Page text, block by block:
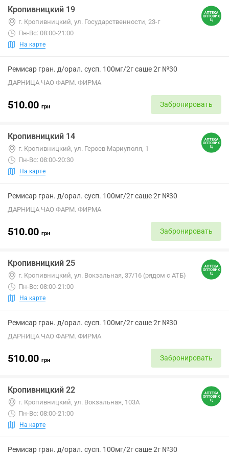
Кропивницкий 19
г. Кропивницкий, ул. Государственности, 23-г
Пн-Вс: 08:00-21:00
На карте
Ремисар гран. д/орал. сусп. 100мг/2г саше 2г №30
ДАРНИЦА ЧАО ФАРМ. ФИРМА
510.00 грн Забронировать
Кропивницкий 14
г. Кропивницкий, ул. Героев Мариуполя, 1
Пн-Вс: 08:00-20:30
На карте
Ремисар гран. д/орал. сусп. 100мг/2г саше 2г №30
ДАРНИЦА ЧАО ФАРМ. ФИРМА
510.00 грн Забронировать
Кропивницкий 25
г. Кропивницкий, ул. Вокзальная, 37/16 (рядом с АТБ)
Пн-Вс: 08:00-21:00
На карте
Ремисар гран. д/орал. сусп. 100мг/2г саше 2г №30
ДАРНИЦА ЧАО ФАРМ. ФИРМА
510.00 грн Забронировать
Кропивницкий 22
г. Кропивницкий, ул. Вокзальная, 103А
Пн-Вс: 08:00-21:00
На карте
Ремисар гран. д/орал. сусп. 100мг/2г саше 2г №30